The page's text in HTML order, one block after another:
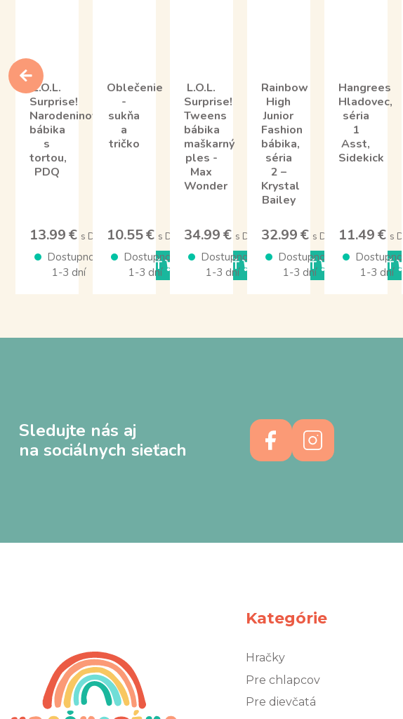
L.O.L.
Surprise!
Narodeninová
bábika
s
tortou,
PDQ
13.99 € s DPH
Dostupnosť
1-3 dní
KÚPIŤ
Oblečenie
-
sukňa
a
tričko
10.55 € s DPH
Dostupnosť
1-3 dní
KÚPIŤ
L.O.L.
Surprise!
Tweens
bábika
maškarný
ples -
Max
Wonder
34.99 € s DPH
Dostupnosť
1-3 dní
KÚPIŤ
Rainbow
High
Junior
Fashion
bábika,
séria
2 –
Krystal
Bailey
32.99 € s DPH
Dostupnosť
1-3 dní
KÚPIŤ
Hangrees
Hladovec,
séria
1
Asst,
Sidekick
11.49 € s
1-3 dní
Sledujte nás aj
na sociálnych sieťach
Kategórie
Hračky
Pre chlapcov
Pre dievčatá